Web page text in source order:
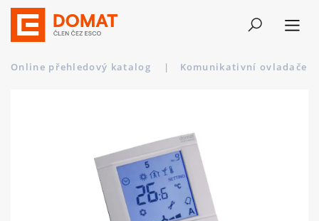
Online přehledový katalog | Komunikativní ovladače